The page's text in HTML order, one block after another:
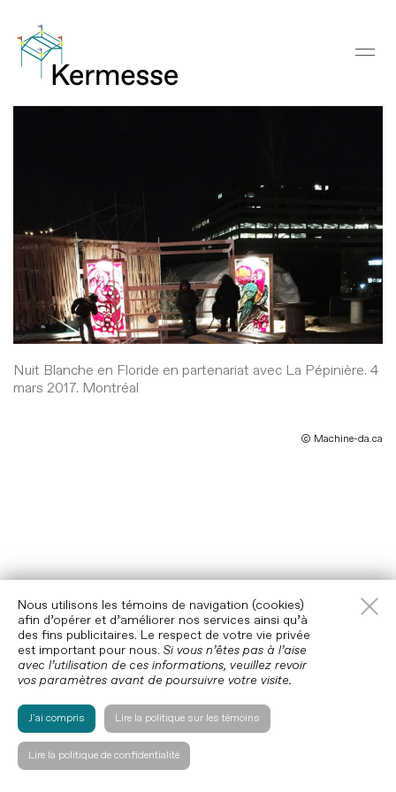
Nuit Blanche en Floride en partenariat avec La Pépinière. 4
mars 2017. Montréal
© Machine-da.ca
​​Nous utilisons les témoins de navigation (cookies)
afin d’opérer et d’améliorer nos services ainsi qu’à
des fins publicitaires. Le respect de votre vie privée
est important pour nous. Si vous n’êtes pas à l’aise
avec l’utilisation de ces informations, veuillez revoir
vos paramètres avant de poursuivre votre visite.
J'ai compris Lire la politique sur les témoins
Lire la politique de confidentialité